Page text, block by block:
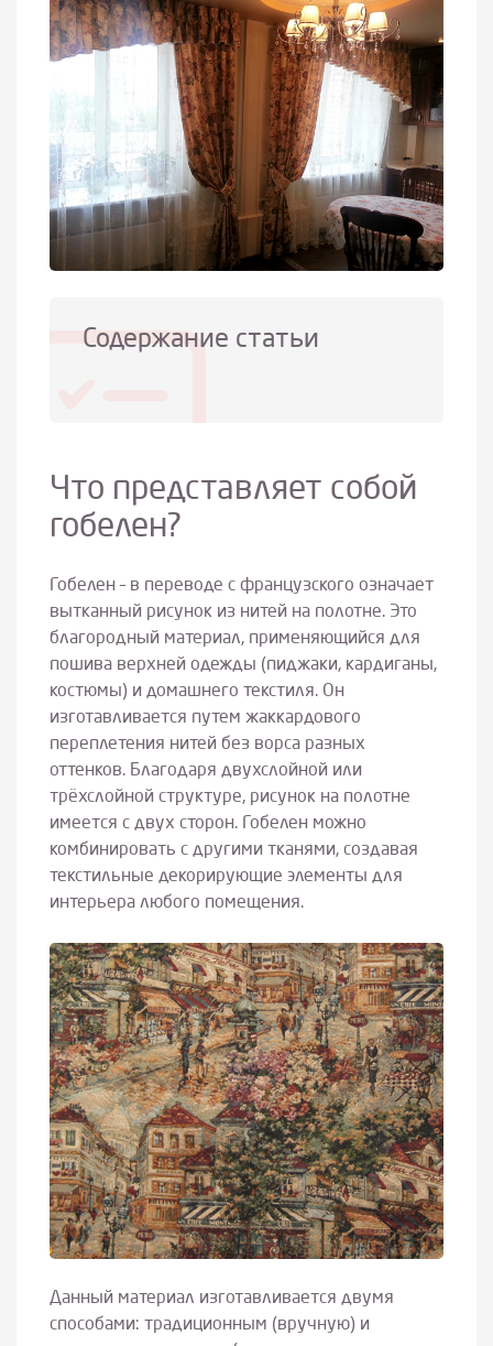
Содержание статьи
Что представляет собой
гобелен?
Гобелен – в переводе с французского означает
вытканный рисунок из нитей на полотне. Это
благородный материал, применяющийся для
пошива верхней одежды (пиджаки, кардиганы,
костюмы) и домашнего текстиля. Он
изготавливается путем жаккардового
переплетения нитей без ворса разных
оттенков. Благодаря двухслойной или
трёхслойной структуре, рисунок на полотне
имеется с двух сторон. Гобелен можно
комбинировать с другими тканями, создавая
текстильные декорирующие элементы для
интерьера любого помещения.
Данный материал изготавливается двумя
способами: традиционным (вручную) и